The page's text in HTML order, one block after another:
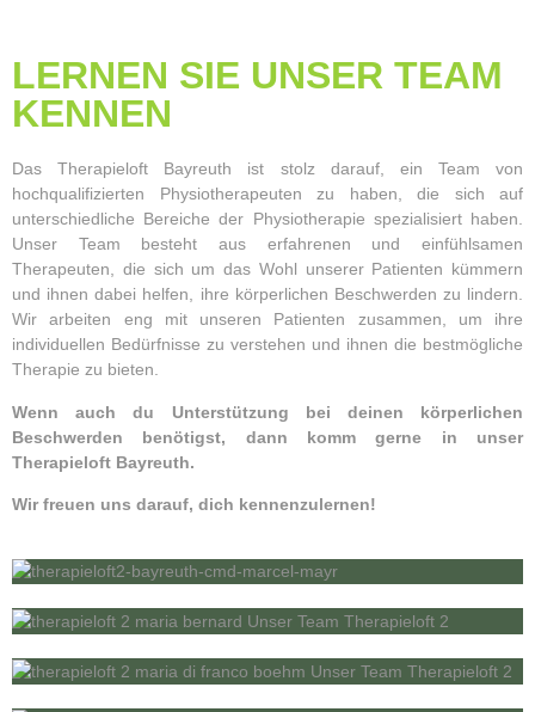
LERNEN SIE UNSER TEAM
KENNEN
Das Therapieloft Bayreuth ist stolz darauf, ein Team von
hochqualifizierten Physiotherapeuten zu haben, die sich auf
unterschiedliche Bereiche der Physiotherapie spezialisiert haben.
Unser Team besteht aus erfahrenen und einfühlsamen
Therapeuten, die sich um das Wohl unserer Patienten kümmern
und ihnen dabei helfen, ihre körperlichen Beschwerden zu lindern.
Wir arbeiten eng mit unseren Patienten zusammen, um ihre
individuellen Bedürfnisse zu verstehen und ihnen die bestmögliche
Therapie zu bieten.
Wenn auch du Unterstützung bei deinen körperlichen
Beschwerden benötigst, dann komm gerne in unser
Therapieloft Bayreuth.
Wir freuen uns darauf, dich kennenzulernen!